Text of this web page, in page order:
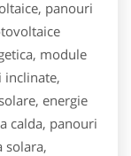
panouri
module
inclinate,
energie
calda, panouri
solara,